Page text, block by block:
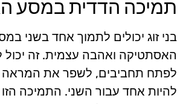
תמיכה הדדית במסע
בני זוג יכולים לתמוך אחד בשני
האסתטיקה ואהבה עצמית. זה
לפתח תחביבים, לשפר את המראה
להיות אחד עבור השני. התמיכה